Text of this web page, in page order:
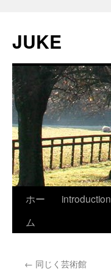
JUKE
ホー
ム
introduction
← 同じく芸術館